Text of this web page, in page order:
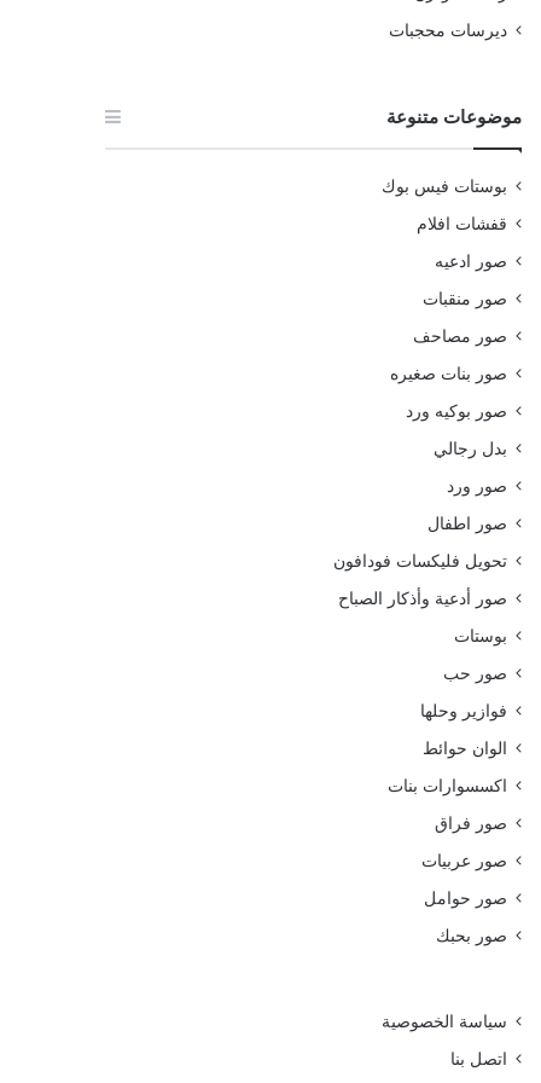
ديرسات محجبات
موضوعات متنوعة
بوستات فيس بوك
قفشات افلام
صور ادعيه
صور منقبات
صور مصاحف
صور بنات صغيره
صور بوكيه ورد
بدل رجالي
صور ورد
صور اطفال
تحويل فليكسات فودافون
صور أدعية وأذكار الصباح
بوستات
صور حب
فوازير وحلها
الوان حوائط
اكسسوارات بنات
صور فراق
صور عربيات
صور حوامل
صور بحبك
سياسة الخصوصية
اتصل بنا